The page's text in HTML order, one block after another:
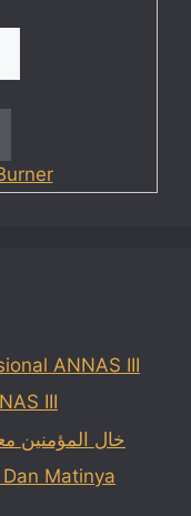
ANNAS III
III
خال المؤمنين
Dan Matinya